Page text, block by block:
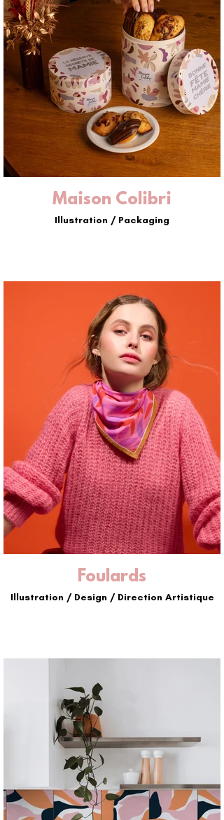
Maison Colibri
Illustration / Packaging
Foulards
Illustration / Design / Direction Artistique